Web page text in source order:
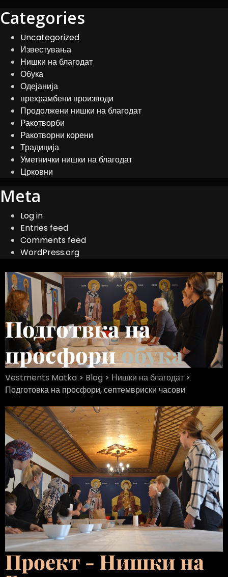
Categories
Uncategorized
Известувања
Нишки на благодат
Обука
Одејанија
прехрамбени производи
Продолжени нишки на благодат
Ракотворби
Ракотворни корени
Традиција
Уметнички нишки на благодат
Црковни
Meta
Log in
Entries feed
Comments feed
WordPress.org
Подготвка на
просфориобука
Vestments Matka > Blog > Нишки на благодат >
Подготовка на просфори, септемвриски часови
Проект - Нишки на